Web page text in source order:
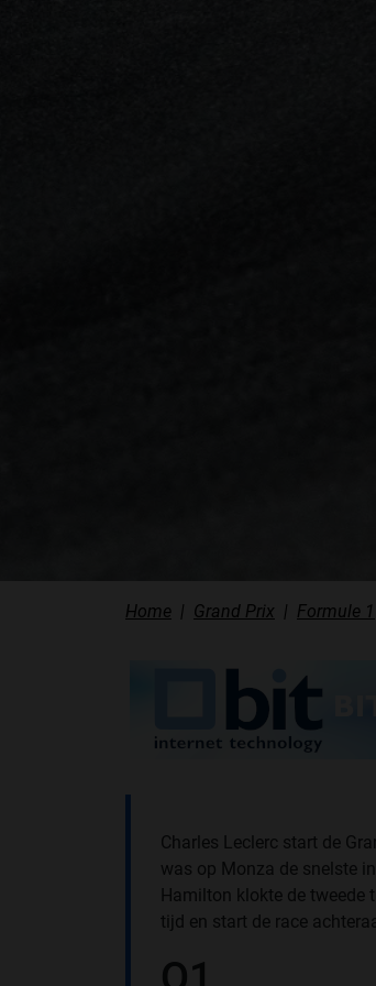
Home Grand Prix Formule 1
Charles Leclerc start de
was op Monza de snelste
Hamilton klokte de tweede
tijd en start de race